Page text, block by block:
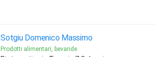
Sotgiu Domenico Massimo
Prodotti alimentari, bevande